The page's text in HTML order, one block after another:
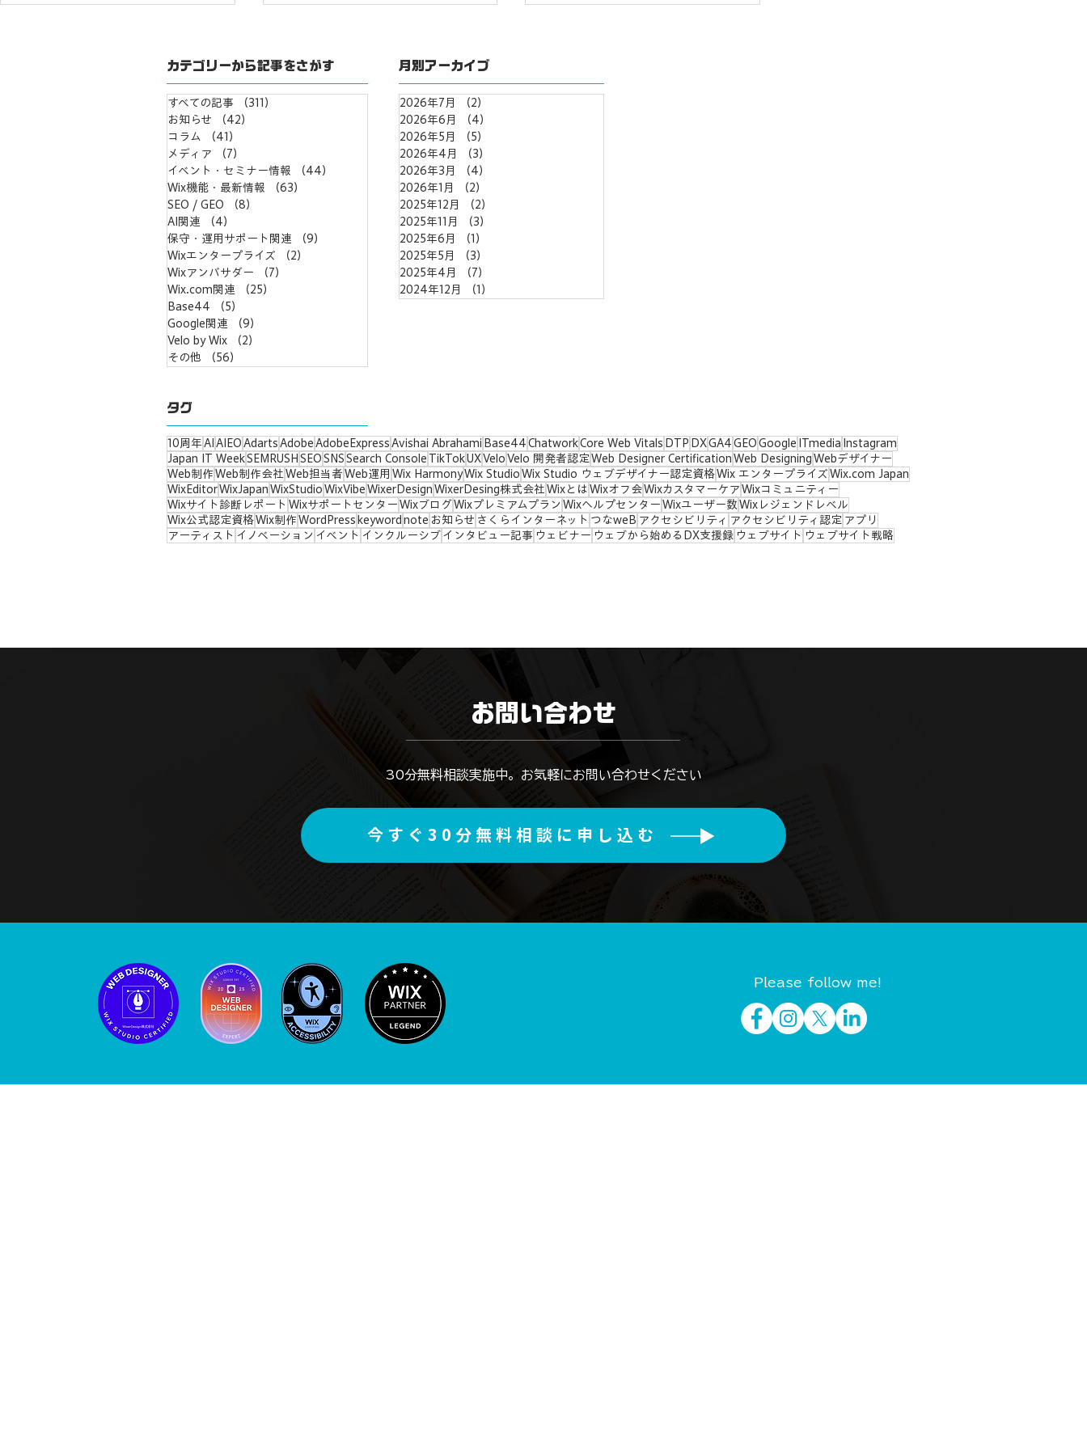
AI時代だからこそ、ブランド
づくりは「専門家の連携」が
価値に～紙のプロと協業して
AIで作ることは速くなった。
でも、本当の価値は公開後に
カテゴリーから記事をさがす
すべての記事 （311）
お知らせ
（42）
コラム
（41）
メディア
（7）
イベント・セミナー情報
（44）
Wix機能・最新情報
（63）
SEO / GEO
（8）
AI関連
（4）
保守・運用サポート関連
（9）
Wixエンタープライズ
（2）
Wixアンバサダー
（7）
Wix.com関連
（25）
Base44
（5）
Google関連
（9）
Velo by Wix
（2）
その他
（56）
月別アーカイブ
2026年7月 （2）
2026年6月
（4）
2026年5月
（5）
2026年4月
（3）
2026年3月
（4）
2026年1月
（2）
2025年12月
（2）
2025年11月
（3）
2025年6月
（1）
2025年5月
（3）
2025年4月
（7）
2024年12月
（1）
タグ
10周年 AI AIEO Adarts Adobe AdobeExpress Avishai Abrahami Base44 ChatworkCore Web Vitals DTP DXGA4 GEO Google ITmedia Instagram
Japan IT WeekSEMRUSH SEO SNS Search Console TikTokUXVelo Velo 開発者認定 Web Designer Certification Web Designing Webデザイナー
Web制作 Web制作会社 Web担当者 Web運用 Wix HarmonyWix Studio Wix Studio ウェブデザイナー認定資格Wix エンタープライズ Wix.com Japan
WixEditorWixJapan WixStudio WixVibe WixerDesign WixerDesing株式会社 Wixとは Wixオフ会Wixカスタマーケア Wixコミュニティー
Wixサイト診断レポート Wixサポートセンター WixブログWixプレミアムプラン Wixヘルプセンター Wixユーザー数 Wixレジェンドレベル
Wix公式認定資格Wix制作 WordPress keyword note お知らせ さくらインターネット つなweB アクセシビリティ アクセシビリティ認定 アプリ
アーティスト イノベーション イベント インクルーシブ インタビュー記事 ウェビナー ウェブから始めるDX支援録 ウェブサイト ウェブサイト戦略
お問い合わせ
​30分無料相談実施中。お気軽にお問い合わせください
今すぐ30分無料相談に申し込む
Please follow me!